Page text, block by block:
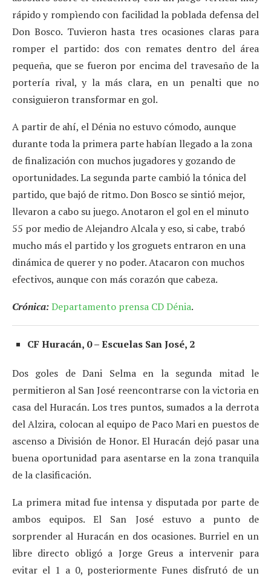
rápido y rompìendo con facilidad la poblada defensa del
Don Bosco. Tuvieron hasta tres ocasiones claras para
romper el partido: dos con remates dentro del área
pequeña, que se fueron por encima del travesaño de la
portería rival, y la más clara, en un penalti que no
consiguieron transformar en gol.
A partir de ahí, el Dénia no estuvo cómodo, aunque
durante toda la primera parte habían llegado a la zona
de finalización con muchos jugadores y gozando de
oportunidades. La segunda parte cambió la tónica del
partido, que bajó de ritmo. Don Bosco se sintió mejor,
llevaron a cabo su juego. Anotaron el gol en el minuto
55 por medio de Alejandro Alcala y eso, si cabe, trabó
mucho más el partido y los groguets entraron en una
dinámica de querer y no poder. Atacaron con muchos
efectivos, aunque con más corazón que cabeza.
Crónica:Departamento prensa CD Dénia.
CF Huracán, 0 – Escuelas San José, 2
Dos goles de Dani Selma en la segunda mitad le
permitieron al San José reencontrarse con la victoria en
casa del Huracán. Los tres puntos, sumados a la derrota
del Alzira, colocan al equipo de Paco Mari en puestos de
ascenso a División de Honor. El Huracán dejó pasar una
buena oportunidad para asentarse en la zona tranquila
de la clasificación.
La primera mitad fue intensa y disputada por parte de
ambos equipos. El San José estuvo a punto de
sorprender al Huracán en dos ocasiones. Burriel en un
libre directo obligó a Jorge Greus a intervenir para
evitar el 1 a 0, posteriormente Funes disfrutó de un